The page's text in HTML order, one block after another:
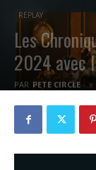
REPLAY
Les
2024 avec
PAR PETE CIRCLE